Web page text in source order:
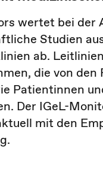
wertet bei der
Studien
ab.
die von
Patientinnen
Der IGeL-
mit den